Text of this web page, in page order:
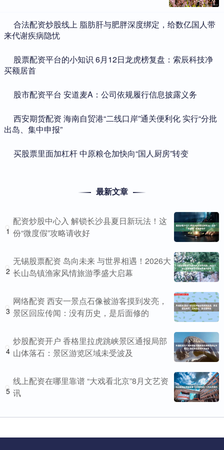
​合法配资炒股线上 脂肪肝与肥胖深度绑定，给数亿国人带
来代谢疾病隐忧
​股票配资平台的小知识 6月12日龙虎榜复盘：索辰科技净
买额居首
​股市配资平台 安道麦A：公司依规履行信息披露义务
​西安期货配资 海南自贸港“二线口岸”通关便利化 实行“分批
出岛、集中申报”
​买股票里面加杠杆 中原粮仓加快向“国人厨房”转变
最新文章
1
配资炒股中心入 解锁长沙县夏日新玩法！这
份“微度假”攻略请收好
2
无锡股票配资 岛向未来 与世界相遇！2026大
长山岛镇渔家风情旅游季盛大启幕
3
网络配资 西安一景点石像被游客摸到发亮，
景区回应传闻：没有历史，是后面修的
4
炒股配资开户 香格里拉虎跳峡景区通报局部
山体落石：景区游览区域未受波及
5
线上配资在哪里靠谱 “大戏看北京”8月文艺资
讯